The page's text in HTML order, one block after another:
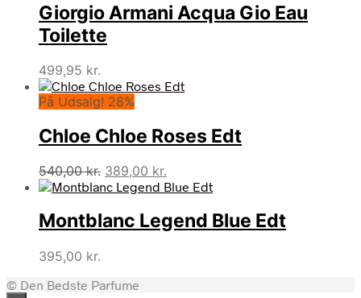
var:
705,00 kr..
er:
394,95 kr..
Giorgio Armani Acqua Gio Eau
Toilette
499,95 kr.
På Udsalg! 28%
Chloe Chloe Roses Edt
540,00kr. Den
oprindelige
var:
540,00 kr..
389,00 kr.
aktuelle
er:
389,00 kr..
Montblanc Legend Blue Edt
395,00 kr.
© Den Bedste Parfume